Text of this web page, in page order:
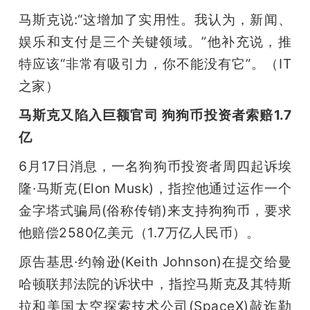
马斯克说:“这增加了实用性。我认为，新闻、
娱乐和支付是三个关键领域。”他补充说，推
特应该“非常有吸引力，你不能没有它”。（IT
之家）
马斯克又陷入巨额官司 狗狗币投资者索赔1.7
亿
6月17日消息，一名狗狗币投资者周四起诉埃
隆·马斯克(Elon Musk)，指控他通过运作一个
金字塔式骗局(俗称传销)来支持狗狗币，要求
他赔偿2580亿美元（1.7万亿人民币）。
原告基思·约翰逊(Keith Johnson)在提交给曼
哈顿联邦法院的诉状中，指控马斯克及其特斯
拉和美国太空探索技术公司(SpaceX)敲诈勒